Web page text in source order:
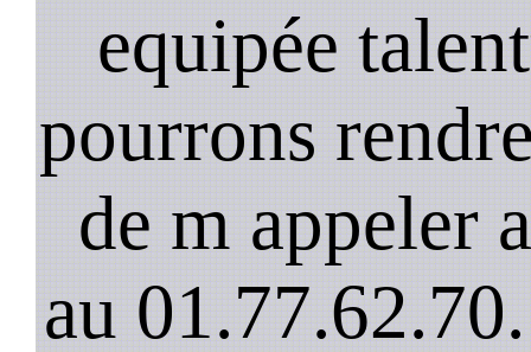
equipée
pourrons
de m appeler
au